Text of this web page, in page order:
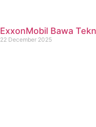
ExxonMobil Bawa
22 December 2025